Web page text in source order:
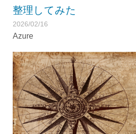
整理してみた
2026/02/16
Azure